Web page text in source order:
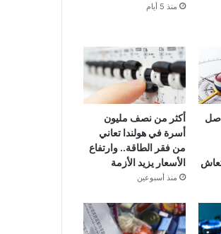
منذ 5 أيام
أكثر من نصف مليون
أسرة في هولندا تعاني
من فقر الطاقة.. وارتفاع
الأسعار يزيد الأزمة
منذ أسبوعين